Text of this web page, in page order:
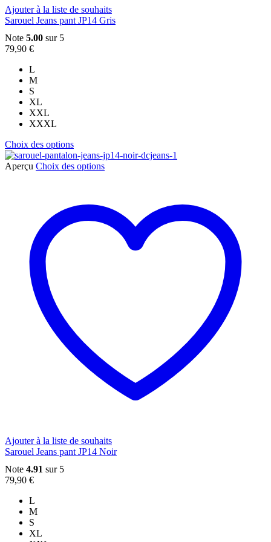
Ajouter à la liste de souhaits
Sarouel Jeans pant JP14 Gris
Note 5.00 sur 5
79,90 €
L
M
S
XL
XXL
XXXL
Choix des optionsCe
produit
a
options
peuvent
Aperçu Choix des optionsCe
variations.
options
peuvent
Ajouter à la liste de souhaits
Sarouel Jeans pant JP14 Noir
Note 4.91 sur 5
79,90 €
L
M
S
XL